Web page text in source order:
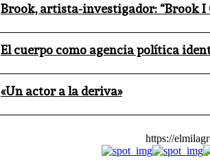
Brook, artista-investigador: “Brook I
El cuerpo como agencia política
«Un actor a la deriva»
https://